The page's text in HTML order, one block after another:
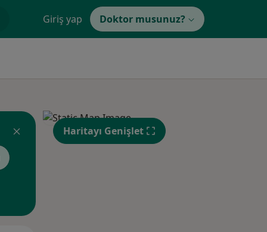
Giriş yap Doktor musunuz?
Haritayı Genişlet